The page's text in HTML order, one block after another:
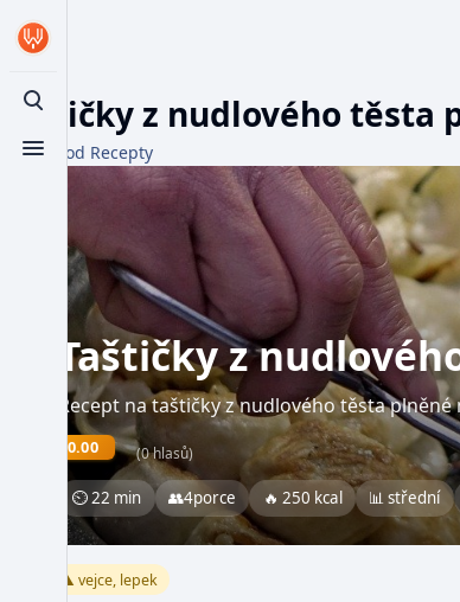
Toggle search
Toggle menu
Taštičky z nudlového těsta
Z WikiFood Recepty
Taštičky z
Recept na taštičky z nudlového těsta plněné
0.00 (0 hlasů)
⏲ 22 min 👥4porce 🔥 250 kcal 📊 střední
⚠️ vejce, lepek